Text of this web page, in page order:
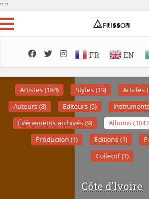
" "
FR EN
Artistes (184) Styles (19) Articles
Auteurs (8)
Editeurs (5)
Événements archivés (9)
Albums
Production (1)
Editions (1)
Collectif (1)
Côte d’Ivoire